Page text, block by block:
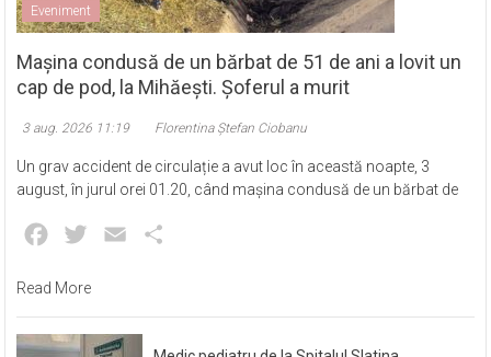
Eveniment
Mașina condusă de un bărbat de 51 de ani a lovit un
cap de pod, la Mihăești. Șoferul a murit
3 aug. 2026 11:19 Florentina Ștefan Ciobanu
Un grav accident de circulație a avut loc în această noapte, 3
august, în jurul orei 01.20, când mașina condusă de un bărbat de
Facebook
Twitter Email
Read More